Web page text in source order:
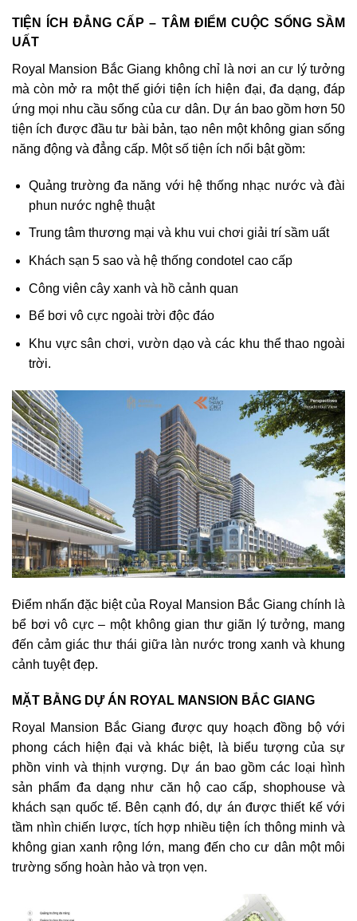
TIỆN ÍCH ĐẲNG CẤP – TÂM ĐIỂM CUỘC SỐNG SẦM
UẤT
Royal Mansion Bắc Giang không chỉ là nơi an cư lý tưởng
mà còn mở ra một thế giới tiện ích hiện đại, đa dạng, đáp
ứng mọi nhu cầu sống của cư dân. Dự án bao gồm hơn 50
tiện ích được đầu tư bài bản, tạo nên một không gian sống
năng động và đẳng cấp. Một số tiện ích nổi bật gồm:
Quảng trường đa năng với hệ thống nhạc nước và đài
phun nước nghệ thuật
Trung tâm thương mại và khu vui chơi giải trí sầm uất
Khách sạn 5 sao và hệ thống condotel cao cấp
Công viên cây xanh và hồ cảnh quan
Bể bơi vô cực ngoài trời độc đáo
Khu vực sân chơi, vườn dạo và các khu thể thao ngoài
trời.
Điểm nhấn đặc biệt của Royal Mansion Bắc Giang chính là
bể bơi vô cực – một không gian thư giãn lý tưởng, mang
đến cảm giác thư thái giữa làn nước trong xanh và khung
cảnh tuyệt đẹp.
MẶT BẰNG DỰ ÁN ROYAL MANSION BẮC GIANG
Royal Mansion Bắc Giang được quy hoạch đồng bộ với
phong cách hiện đại và khác biệt, là biểu tượng của sự
phồn vinh và thịnh vượng. Dự án bao gồm các loại hình
sản phẩm đa dạng như căn hộ cao cấp, shophouse và
khách sạn quốc tế. Bên cạnh đó, dự án được thiết kế với
tầm nhìn chiến lược, tích hợp nhiều tiện ích thông minh và
không gian xanh rộng lớn, mang đến cho cư dân một môi
trường sống hoàn hảo và trọn vẹn.